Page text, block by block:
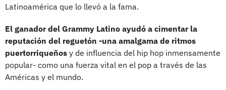
Latinoamérica que lo llevó a la fama.
El ganador del Grammy Latino ayudó a cimentar la
reputación del reguetón -una amalgama de ritmos
puertorriqueños y de influencia del hip hop inmensamente
popular- como una fuerza vital en el pop a través de las
Américas y el mundo.